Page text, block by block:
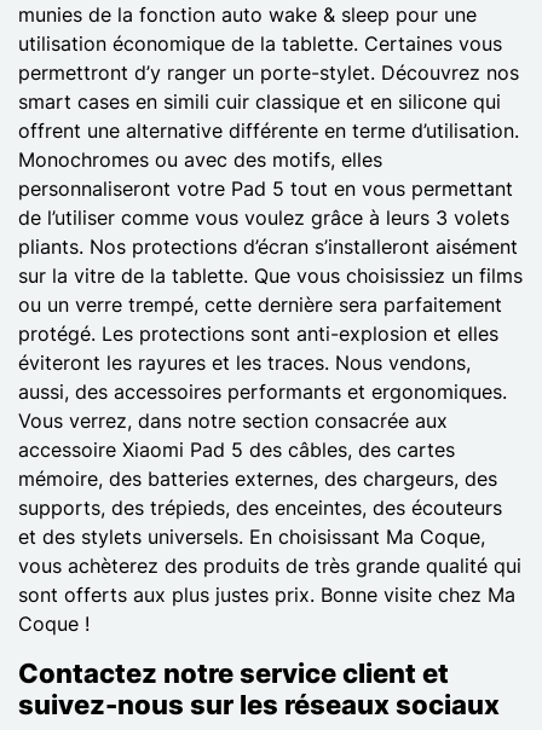
munies de la fonction auto wake & sleep pour une
utilisation économique de la tablette. Certaines vous
permettront d’y ranger un porte-stylet. Découvrez nos
smart cases en simili cuir classique et en silicone qui
offrent une alternative différente en terme d’utilisation.
Monochromes ou avec des motifs, elles
personnaliseront votre Pad 5 tout en vous permettant
de l’utiliser comme vous voulez grâce à leurs 3 volets
pliants. Nos protections d’écran s’installeront aisément
sur la vitre de la tablette. Que vous choisissiez un films
ou un verre trempé, cette dernière sera parfaitement
protégé. Les protections sont anti-explosion et elles
éviteront les rayures et les traces. Nous vendons,
aussi, des accessoires performants et ergonomiques.
Vous verrez, dans notre section consacrée aux
accessoire Xiaomi Pad 5 des câbles, des cartes
mémoire, des batteries externes, des chargeurs, des
supports, des trépieds, des enceintes, des écouteurs
et des stylets universels. En choisissant Ma Coque,
vous achèterez des produits de très grande qualité qui
sont offerts aux plus justes prix. Bonne visite chez Ma
Coque !
Contactez notre service client et
suivez-nous sur les réseaux sociaux